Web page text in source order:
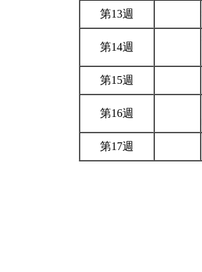
第13週
第14週
第15週
第16週
第17週